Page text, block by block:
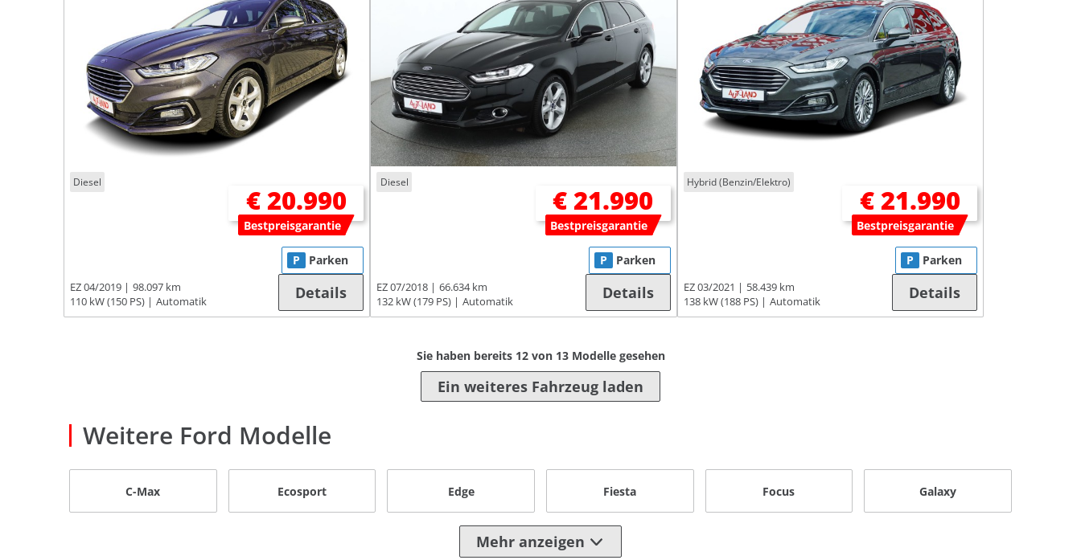
Diesel
€ 20.990
Bestpreisgarantie
EZ 04/2019
98.097 km
110 kW (150 PS)
Automatik
P Parken
Details
Diesel
€ 21.990
Bestpreisgarantie
EZ 07/2018
66.634 km
132 kW (179 PS)
Automatik
P Parken
Details
Hybrid (Benzin/Elektro)
€ 21.990
Bestpreisgarantie
EZ 03/2021
58.439 km
138 kW (188 PS)
Automatik
P Parken
Details
Sie haben bereits 12von 13Modelle gesehen
Ein weiteres Fahrzeug laden
Weitere Ford Modelle
C-Max Ecosport Edge Fiesta Focus Galaxy
Mehr anzeigen